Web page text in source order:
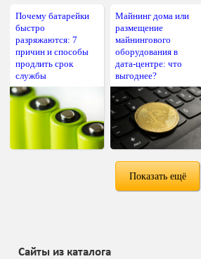
Почему батарейки
быстро
разряжаются: 7
причин и способы
продлить срок
службы
Майнинг дома или
размещение
майнингового
оборудования в
дата-центре: что
выгоднее?
Показать ещё
Сайты из каталога